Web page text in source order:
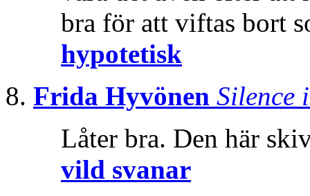
bra för att viftas bort
hypotetisk
Frida Hyvönen Silence
Låter bra. Den här
vild svanar